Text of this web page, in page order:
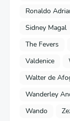
Ronaldo
Sidney Magal
The Fevers
Valdenice
Walter de
Wanderley
Wando